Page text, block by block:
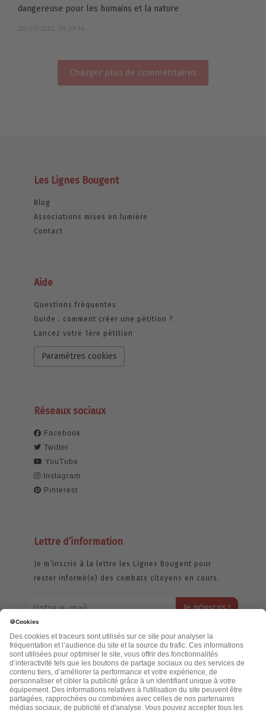
dangereuse pour les humains et la nature
20/07/2022, 09:29:14
Charger plus de commentaires
Les Lignes Bougent
Blog
Associations mises en lumière
Contact
Aide
Questions fréquentes
Guide : comment créer une pétition ?
Lancez votre 1ère pétition
Paramètres cookies
Réseaux sociaux
Facebook
Twitter
YouTube
Instagram
Pinterest
Lettre d’information
Je m’inscris à la lettre les Lignes Bougent pour
rester informé(e) des combats citoyens en cours.
jamais échangée. Pour consulter notre politique de confidentialité,
cliquez ici.
Accueil
Politique de confidentialité